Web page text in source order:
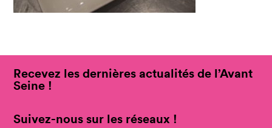
Recevez les dernières actualités de l’Avant
Seine !
Suivez-nous sur les réseaux !